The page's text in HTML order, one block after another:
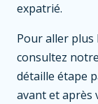
expatrié.
Pour aller
consultez notre
détaille étape
avant et après